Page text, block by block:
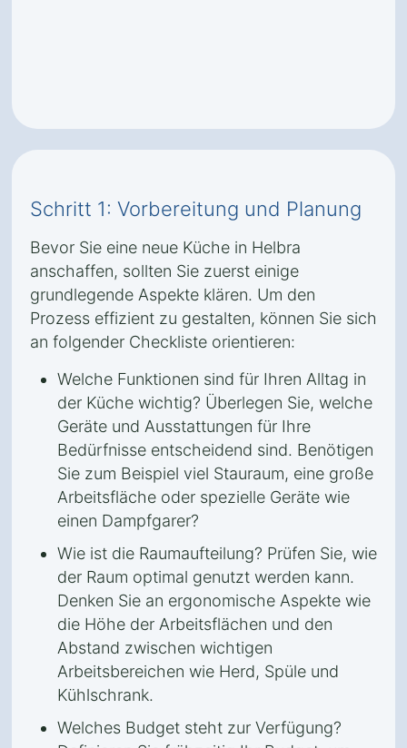
Schritt 1: Vorbereitung und Planung
Bevor Sie eine neue Küche in Helbra
anschaffen, sollten Sie zuerst einige
grundlegende Aspekte klären. Um den
Prozess effizient zu gestalten, können Sie sich
an folgender Checkliste orientieren:
Welche Funktionen sind für Ihren Alltag in
der Küche wichtig? Überlegen Sie, welche
Geräte und Ausstattungen für Ihre
Bedürfnisse entscheidend sind. Benötigen
Sie zum Beispiel viel Stauraum, eine große
Arbeitsfläche oder spezielle Geräte wie
einen Dampfgarer?
Wie ist die Raumaufteilung? Prüfen Sie, wie
der Raum optimal genutzt werden kann.
Denken Sie an ergonomische Aspekte wie
die Höhe der Arbeitsflächen und den
Abstand zwischen wichtigen
Arbeitsbereichen wie Herd, Spüle und
Kühlschrank.
Welches Budget steht zur Verfügung?